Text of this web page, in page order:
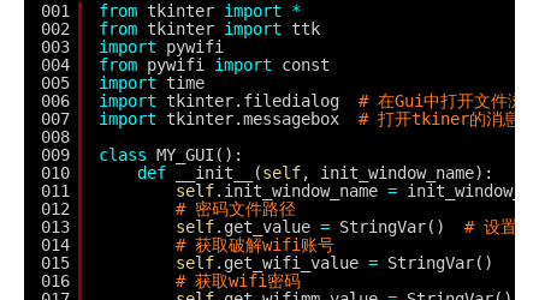
001
002
003
004
005
006
007
008
009
010
011
012
013
014
015
016
from tkinter import
*
from tkinter import
ttk
import
pywifi
from pywifi import
const
import
time
import
tkinter.filedialog # 在Gui中打开文件浏
import
tkinter.messagebox # 打开tkiner的消息提
class MY_GUI():
def
__init__(self, init_window_name):
self.init_window_name =
# 密码文件路径
self.get_value = StringVar() # 设置可
# 获取破解wifi账号
self.get_wifi_value = StringVar()
# 获取wifi密码